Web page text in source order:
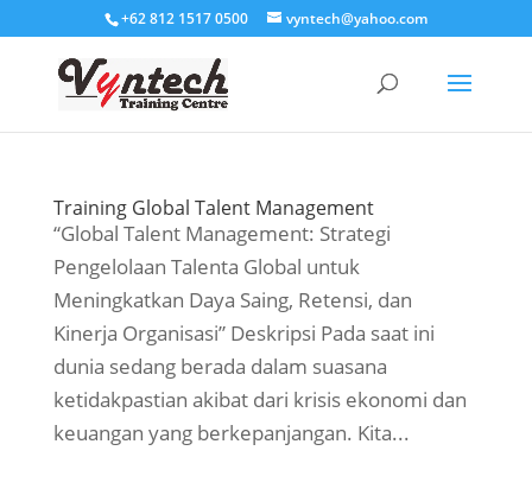
+62 812 1517 0500 vyntech@yahoo.com
Training Global Talent Management
“Global Talent Management: Strategi
Pengelolaan Talenta Global untuk
Meningkatkan Daya Saing, Retensi, dan
Kinerja Organisasi” Deskripsi Pada saat ini
dunia sedang berada dalam suasana
ketidakpastian akibat dari krisis ekonomi dan
keuangan yang berkepanjangan. Kita...